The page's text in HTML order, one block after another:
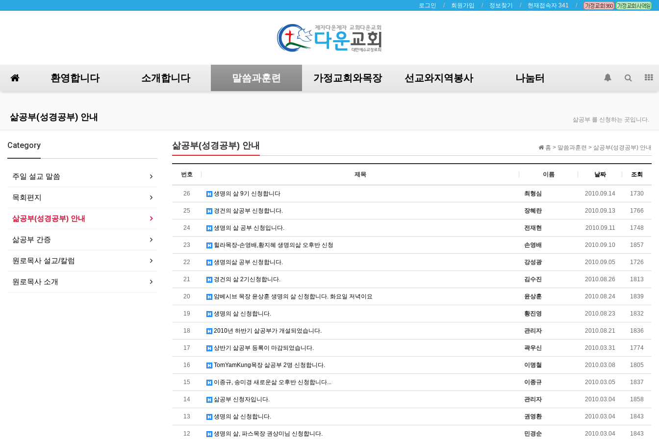
로그인 회원가입 정보찾기 현재접속자 341
환영합니다 소개합니다 말씀과훈련 가정교회와목장 선교와지역봉사 나눔터
삶공부(성경공부) 안내 삶공부 를 신청하는 곳입니다.
홈 > 말씀과훈련 > 삶공부(성경공부) 안내
삶공부(성경공부) 안내
번호 제목 이름 날짜 조회
26 생명의 삶 9기 신청합니다 최형심 2010.09.14 1730
25 경건의 삶공부 신청합니다. 장혜란 2010.09.13 1766
24 생명의 삶 공부 신청입니다. 전재현 2010.09.11 1748
23 힐라목장-손영배,황지혜 생명의삶 오후반 신청 손영배 2010.09.10 1857
22 생명의삶 공부 신청합니다. 강성광 2010.09.05 1726
21 경건의 삶 2기신청합니다. 김수진 2010.08.26 1813
20 암베시브 목장 윤상훈 생명의 삶 신청합니다. 화요일 저녁이요 윤상훈 2010.08.24 1839
19 생명의 삶 신청합니다. 황진영 2010.08.23 1832
18 2010년 하반기 삶공부가 개설되었습니다. 관리자 2010.08.21 1836
17 상반기 삶공부 등록이 마감되었습니다. 곽우신 2010.03.31 1774
16 TomYamKung목장 삶공부 2명 신청합니다. 이명철 2010.03.08 1805
15 이종규, 송미경 새로운삶 오후반 신청합니다... 이종규 2010.03.05 1837
14 삶공부 신청자입니다. 관리자 2010.03.04 1858
13 생명의 삶 신청합니다. 권영환 2010.03.04 1843
12 생명의 삶, 파스목장 권상미님 신청합니다. 민경순 2010.03.04 1843
Category
주일 설교 말씀
목회편지
삶공부(성경공부) 안내
삶공부 간증
원로목사 설교/칼럼
원로목사 소개